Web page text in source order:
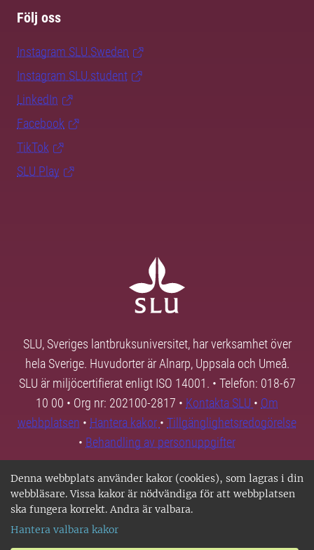
Denna webbplats använder kakor (cookies), som lagras i din
webbläsare. Vissa kakor är nödvändiga för att webbplatsen
ska fungera korrekt. Andra är valbara.
Hantera valbara kakor
Följ oss
Instagram SLU.Sweden
Instagram SLU.student
LinkedIn
Facebook
TikTok
SLU Play
SLU, Sveriges lantbruksuniversitet, har verksamhet över
hela Sverige. Huvudorter är Alnarp, Uppsala och Umeå.
SLU är miljöcertifierat enligt ISO 14001. • Telefon: 018-67
10 00 • Org nr: 202100-2817 • Kontakta SLU • Om
webbplatsen • Hantera kakor • Tillgänglighetsredogörelse
• Behandling av personuppgifter